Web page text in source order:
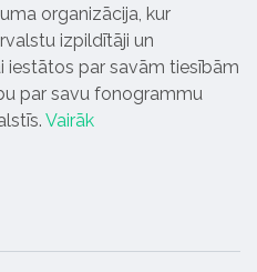
organizācija, kur
izpildītāji un
par savām tiesībām
par savu fonogrammu
Vairāk